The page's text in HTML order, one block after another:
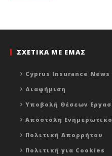
ΣΧΕΤΙΚΑ ΜΕ ΕΜΑΣ
Cyprus Insurance News
Διαφήμιση
Υποβολή Θέσεων
Αποστολή
Πολιτική Απορρήτου
Πολιτική για Cookies